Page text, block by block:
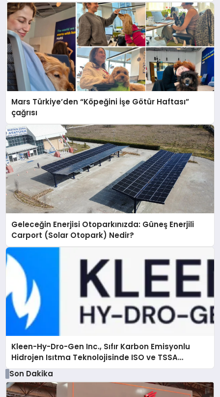
Mars Türkiye’den “Köpeğini İşe Götür Haftası”
çağrısı
Geleceğin Enerjisi Otoparkınızda: Güneş Enerjili
Carport (Solar Otopark) Nedir?
Kleen-Hy-Dro-Gen Inc., Sıfır Karbon Emisyonlu
Hidrojen Isıtma Teknolojisinde ISO ve TSSA
Düzenleyici Onaylarını Aldı
Son Dakika